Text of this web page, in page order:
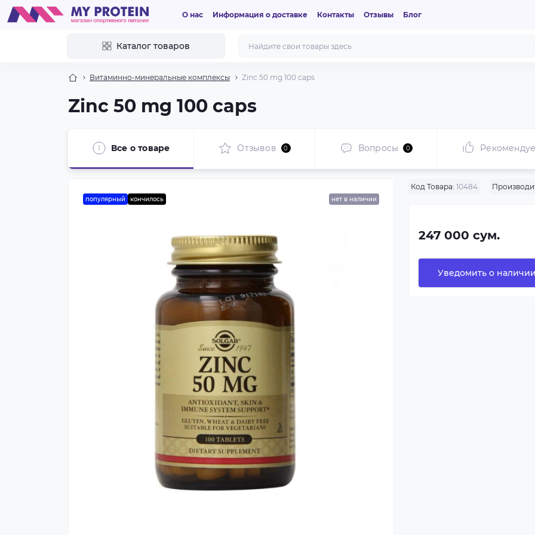
О нас Информация о доставке Контакты Отзывы Блог
Каталог товаров
Витаминно-минеральные комплексы Zinc 50 mg 100 caps
Zinc 50 mg 100 caps
Все о товаре Отзывов 0 Вопросы 0
популярный кончилось нет в наличии
Код Товара: 10484
247 000 сум.
Уведомить о